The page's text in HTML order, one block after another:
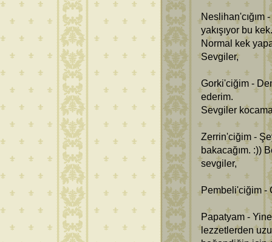
Neslihan'cığım
yakışıyor bu
Normal kek
Sevgiler,
Gorki'ciğim -
ederim.
Sevgiler
Zerrin'ciğim -
bakacağım. :))
sevgiler,
Pembeli'ciğim -
Papatyam -
lezzetlerden